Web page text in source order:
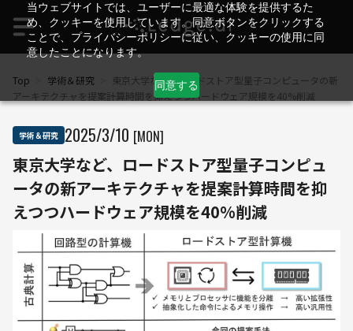
当ウェブサイトでは、ユーザーに最適な体験を提供するた
め、クッキーを使用しています。同意ボタンをクリックする
ことで、プライバシーポリシーに従い、クッキーの使用に同
意したことになります。
同意する
Top 学術＆研究
東京大学など、ロードストア型量子コンピュータの新
アーキテクチャを提案――計算時間を抑えつつハードウェア規模を40%削減
学術＆研究 2025/3/10 [MON]
東京大学など、ロードストア型量子コンピュ
ータの新アーキテクチャを提案――計算時間を抑
えつつハードウェア規模を40%削減